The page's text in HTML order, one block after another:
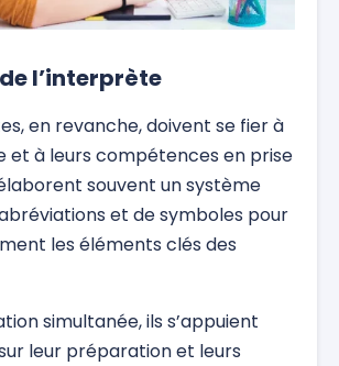
l’interprète
en revanche, doivent se fier à
et à leurs compétences en prise
souvent un système
et de symboles pour
les éléments clés des
simultanée, ils s’appuient
leur préparation et leurs